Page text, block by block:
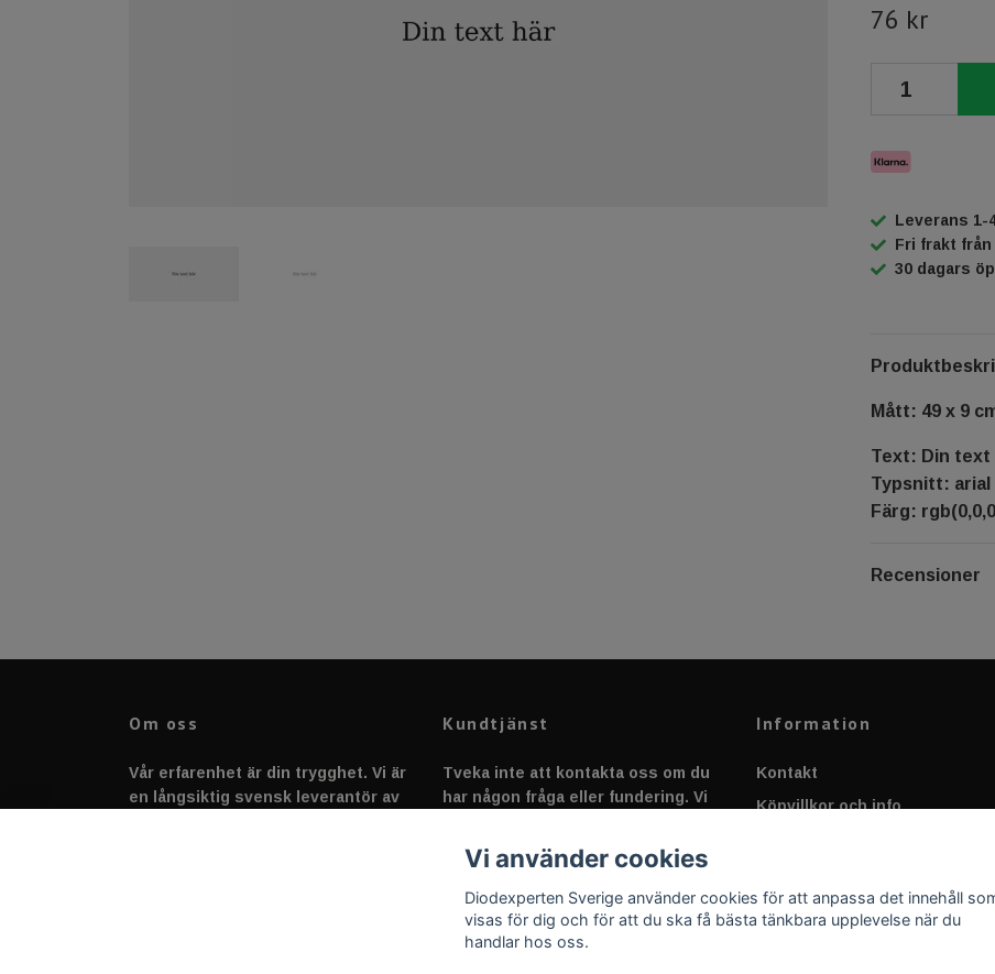
76 kr
Leverans 1-
Fri frakt från
30 dagars
Mått: 49 x 9
Text: Din text
Typsnitt: arial
Färg:
Recensioner
Om oss
Vår erfarenhet är din trygghet. Vi är
en långsiktig svensk leverantör av
Kundtjänst
Tveka inte att kontakta oss om du
har någon fråga eller fundering. Vi
Information
Kontakt
Köpvillkor och info
Applicering av Dekal
Vi använder cookies
Diodexperten Sverige använder cookies för att anpassa det innehåll
visas för dig och för att du ska få bästa tänkbara upplevelse när du
handlar hos oss.